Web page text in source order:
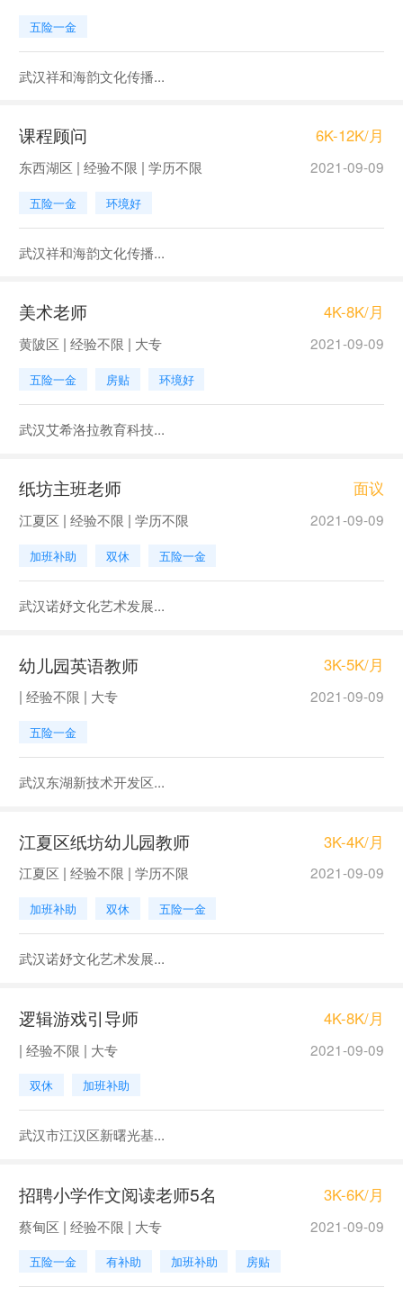
五险一金
武汉祥和海韵文化传播...
课程顾问 6K-12K/月
东西湖区 | 经验不限 | 学历不限 2021-09-09
五险一金 环境好
武汉祥和海韵文化传播...
美术老师 4K-8K/月
黄陂区 | 经验不限 | 大专 2021-09-09
五险一金 房贴 环境好
武汉艾希洛拉教育科技...
纸坊主班老师 面议
江夏区 | 经验不限 | 学历不限 2021-09-09
加班补助 双休 五险一金
武汉诺妤文化艺术发展...
幼儿园英语教师 3K-5K/月
| 经验不限 | 大专 2021-09-09
五险一金
武汉东湖新技术开发区...
江夏区纸坊幼儿园教师 3K-4K/月
江夏区 | 经验不限 | 学历不限 2021-09-09
加班补助 双休 五险一金
武汉诺妤文化艺术发展...
逻辑游戏引导师 4K-8K/月
| 经验不限 | 大专 2021-09-09
双休 加班补助
武汉市江汉区新曙光基...
招聘小学作文阅读老师5名 3K-6K/月
蔡甸区 | 经验不限 | 大专 2021-09-09
五险一金 有补助 加班补助 房贴